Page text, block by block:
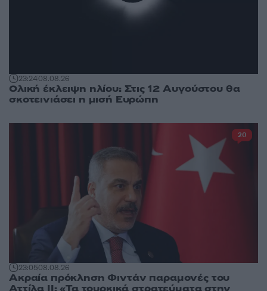
23:2408.08.26
Ολική έκλειψη ηλίου: Στις 12 Αυγούστου θα
σκοτεινιάσει η μισή Ευρώπη
23:0508.08.26
Ακραία πρόκληση Φιντάν παραμονές του
20